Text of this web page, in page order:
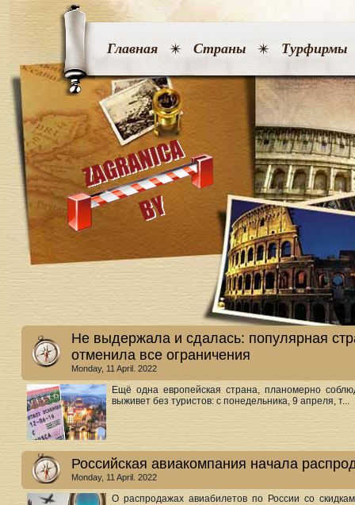
Главная Страны Турфирмы
Не выдержала и сдалась: популярная
отменила все ограничения
Monday, 11 April. 2022
Ещё одна европейская страна, планомерно
выживет без туристов: с понедельника, 9 апреля, т...
Российская авиакомпания начала
Monday, 11 April. 2022
О распродажах авиабилетов по России со